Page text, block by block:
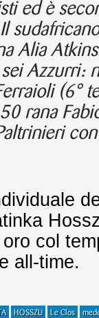
ed è
Alia
Azzurri:
(6°
rana
col
all-time.
HOSSZU Le Clos